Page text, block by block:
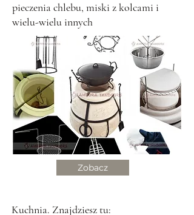
pieczenia chlebu, miski z kolcami i
wielu-wielu innych
Zobacz
Kuchnia. Znajdziesz tu: